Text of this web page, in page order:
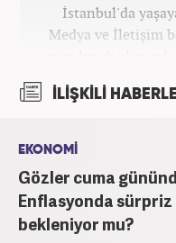
İstanbul'da
Medya ve İletişim
süre kendi
şu an Haber7.com'da
yapmaktadır.
inanmakta ve bu
İLİŞKİLİ
EKONOMİ
Gözler cuma
Enflasyonda sürpriz
bekleniyor mu?